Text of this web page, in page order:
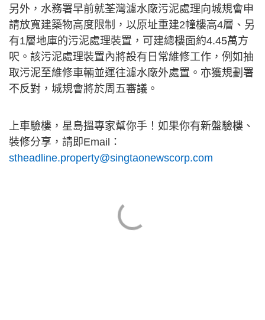
另外，水務署早前就荃灣濾水廠污泥處理向城規會申
請放寬建築物高度限制，以原址重建2幢樓高4層、另
有1層地庫的污泥處理裝置，可建總樓面約4.45萬方
呎。該污泥處理裝置內將設有日常維修工作，例如抽
取污泥至維修車輛並運往濾水廠外處置。亦獲規劃署
不反對，城規會將於周五審議。
上車驗樓，星島搵專家幫你手！如果你有新盤驗樓、
裝修分享，請即Email：
stheadline.property@singtaonewscorp.com